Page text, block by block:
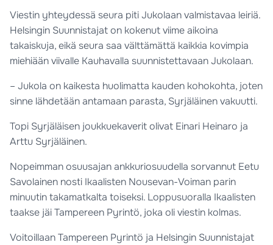
Viestin yhteydessä seura piti Jukolaan valmistavaa leiriä.
Helsingin Suunnistajat on kokenut viime aikoina
takaiskuja, eikä seura saa välttämättä kaikkia kovimpia
miehiään viivalle Kauhavalla suunnistettavaan Jukolaan.
– Jukola on kaikesta huolimatta kauden kohokohta, joten
sinne lähdetään antamaan parasta, Syrjäläinen vakuutti.
Topi Syrjäläisen joukkuekaverit olivat Einari Heinaro ja
Arttu Syrjäläinen.
Nopeimman osuusajan ankkuriosuudella sorvannut Eetu
Savolainen nosti Ikaalisten Nousevan-Voiman parin
minuutin takamatkalta toiseksi. Loppusuoralla Ikaalisten
taakse jäi Tampereen Pyrintö, joka oli viestin kolmas.
Voitoillaan Tampereen Pyrintö ja Helsingin Suunnistajat